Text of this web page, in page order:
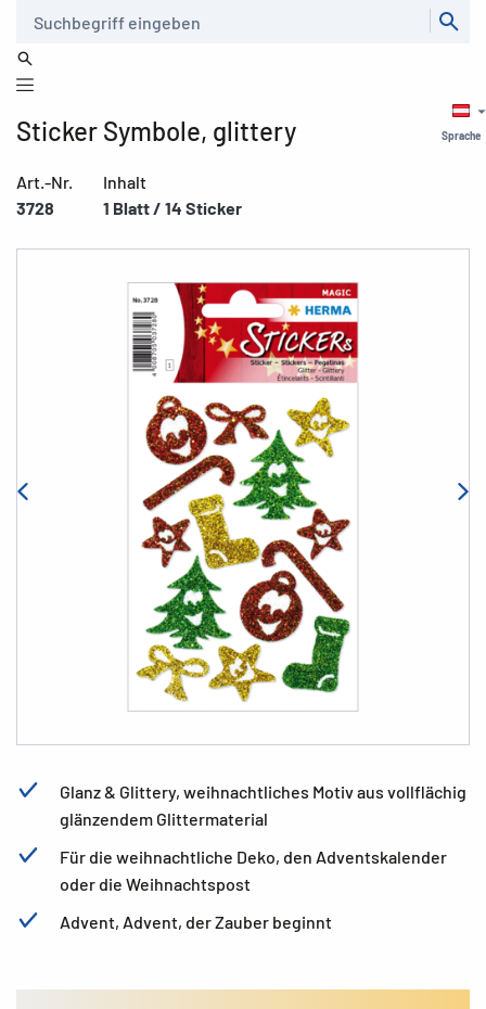
Sprache
Sticker Symbole, glittery
Art.-Nr.
3728
Inhalt
1 Blatt / 14 Sticker
Glanz & Glittery, weihnachtliches Motiv aus vollflächig
glänzendem Glittermaterial
Für die weihnachtliche Deko, den Adventskalender
oder die Weihnachtspost
Advent, Advent, der Zauber beginnt